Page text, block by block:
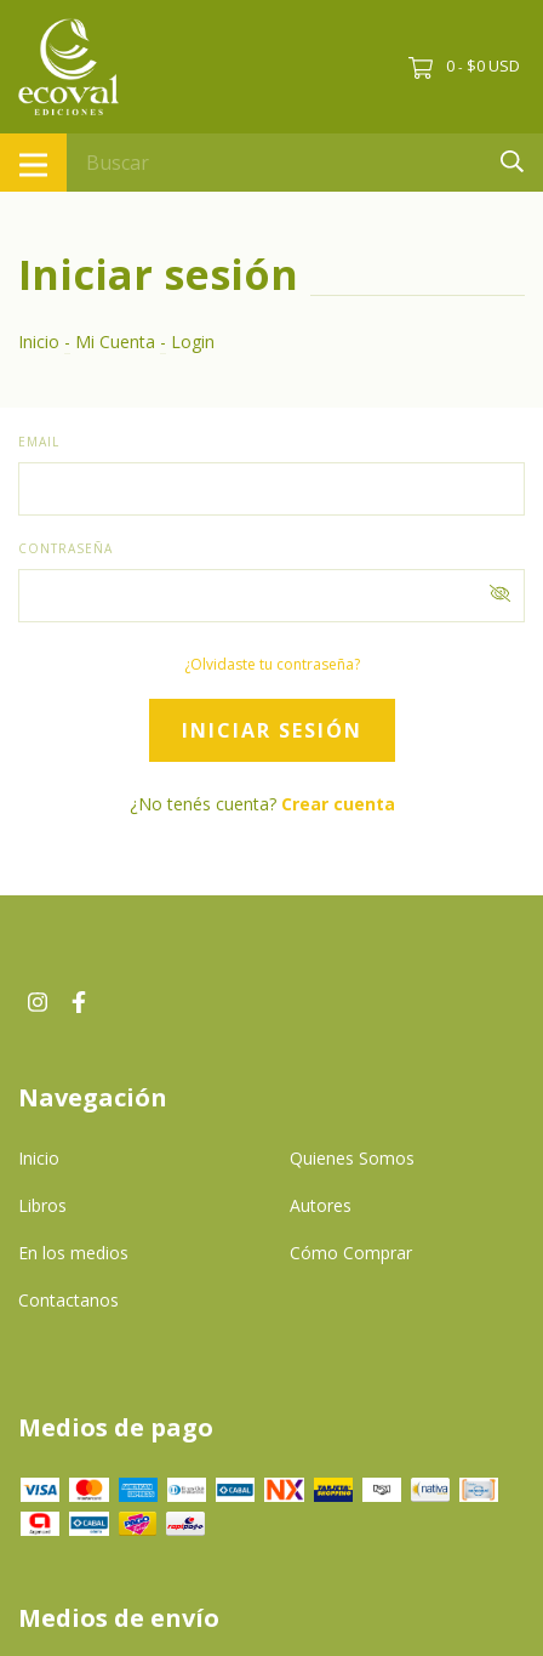
0 - $0 USD
Iniciar sesión
Inicio - Mi Cuenta - Login
EMAIL
CONTRASEÑA
¿Olvidaste tu contraseña?
¿No tenés cuenta? Crear cuenta
Navegación
Inicio Quienes Somos
Libros Autores
En los medios Cómo Comprar
Contactanos
Medios de pago
Medios de envío